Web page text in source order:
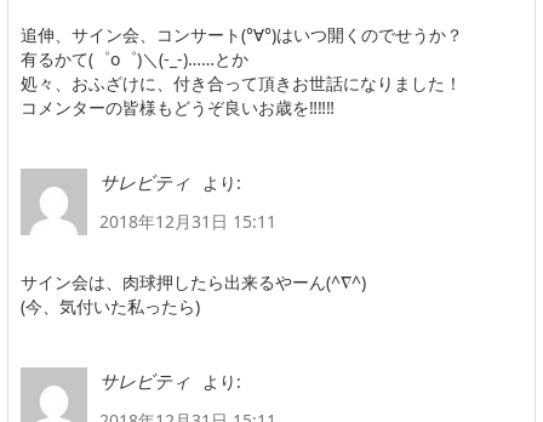
追伸、サイン会、コンサート(°∀°)はいつ開くのでせうか？
有るかて(゜o゜)＼(-_-)……とか
処々、おふざけに、付き合って頂きお世話になりました！
コメンターの皆様もどうぞ良いお歳を‼‼‼
サレビティ
より:
2018年12月31日 15:11
サイン会は、肉球押したら出来るやーん(^∇^)
(今、気付いた私ったら)
サレビティ
より: